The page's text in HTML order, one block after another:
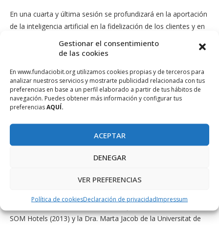
Gestionar el consentimiento
de las cookies
En www.fundaciobit.org utilizamos cookies propias y de terceros para
analizar nuestros servicios y mostrarte publicidad relacionada con tus
preferencias en base a un perfil elaborado a partir de tus hábitos de
navegación. Puedes obtener más información y configurar tus
preferenciasAQUÍ.
ACEPTAR
DENEGAR
VER PREFERENCIAS
Política de cookiesDeclaración de privacidadImpressum
En una cuarta y última sesión se profundizará en la aportación
de la inteligencia artificial en la fidelización de los clientes y en
análisis de datos, así como todas las posibilidades que ofrece
parte de este panel Thorsten Teichert, catedrático de
marketing e innovación en la University of Hamburg; Fiona
Gillen, Marketing VP en ReviewPro y Mar Muñoz, Tourism Big
Data Strategist en IT Travel Services.
El Seminario INTO finalizará con una mesa redonda de
conclusiones finales y tendencias futuras que moderará Juan
Mulet, miembro del comité científico del INTO y doctor
empresas (MBA). Forman también parte de este comité el Dr.
Canaria (ULPGC), el Dr. Joan Enric Capellà, socio fundador de
SOM Hotels (2013) y la Dra. Marta Jacob de la Universitat de